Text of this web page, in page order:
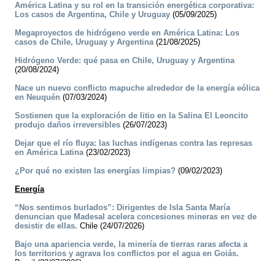
América Latina y su rol en la transición energética corporativa:
Los casos de Argentina, Chile y Uruguay (05/09/2025)
Megaproyectos de hidrógeno verde en América Latina: Los
casos de Chile, Uruguay y Argentina(21/08/2025)
Hidrógeno Verde: qué pasa en Chile, Uruguay y Argentina
(20/08/2024)
Nace un nuevo conflicto mapuche alrededor de la energía eólica
en Neuquén (07/03/2024)
Sostienen que la exploración de litio en la Salina El Leoncito
produjo daños irreversibles (26/07/2023)
Dejar que el río fluya: las luchas indígenas contra las represas
en América Latina(23/02/2023)
¿Por qué no existen las energías limpias? (09/02/2023)
Energía
“Nos sentimos burlados”: Dirigentes de Isla Santa María
denuncian que Madesal acelera concesiones mineras en vez de
desistir de ellas. Chile (24/07/2026)
Bajo una apariencia verde, la minería de tierras raras afecta a
los territorios y agrava los conflictos por el agua en Goiás.